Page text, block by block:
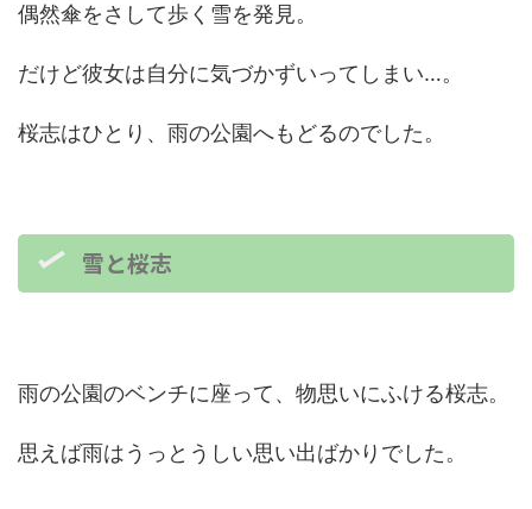
偶然傘をさして歩く雪を発見。
だけど彼女は自分に気づかずいってしまい…。
桜志はひとり、雨の公園へもどるのでした。
雪と桜志
雨の公園のベンチに座って、物思いにふける桜志。
思えば雨はうっとうしい思い出ばかりでした。